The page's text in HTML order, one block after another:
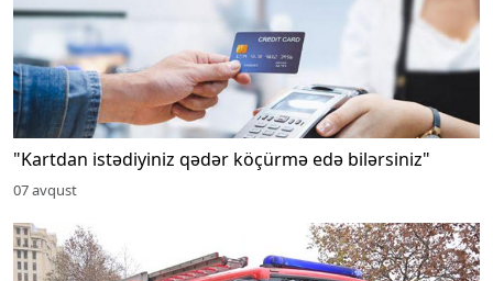
"Kartdan istədiyiniz qədər köçürmə edə bilərsiniz"
07 avqust